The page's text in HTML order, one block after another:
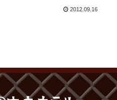
2012.09.16